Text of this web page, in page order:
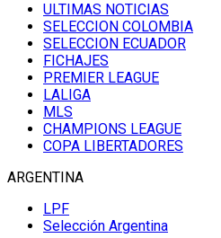
ULTIMAS NOTICIAS
SELECCION COLOMBIA
SELECCION ECUADOR
FICHAJES
PREMIER LEAGUE
LALIGA
MLS
CHAMPIONS LEAGUE
COPA LIBERTADORES
ARGENTINA
LPF
Selección Argentina